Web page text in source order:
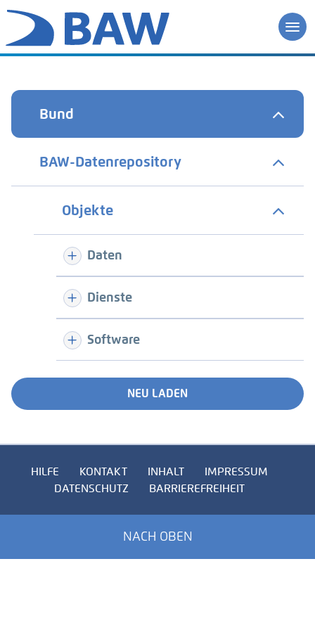
Bund
BAW-Datenrepository
Objekte
Daten
Dienste
Software
NEU LADEN
HILFE KONTAKT INHALT
IMPRESSUM
DATENSCHUTZ
BARRIEREFREIHEIT
NACH OBEN